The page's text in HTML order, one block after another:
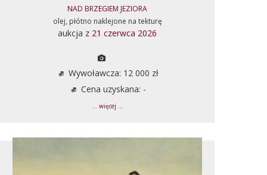
NAD BRZEGIEM JEZIORA
olej, płótno naklejone na tekturę
aukcja z 21 czerwca 2026
Wywoławcza: 12 000 zł
Cena uzyskana: -
... więcej ...